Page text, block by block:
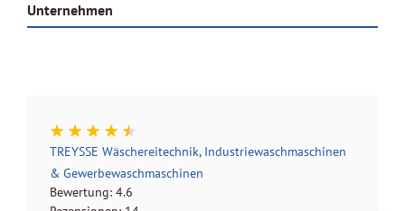
Unternehmen
TREYSSE Wäschereitechnik, Industriewaschmaschinen
& Gewerbewaschmaschinen
Bewertung: 4.6